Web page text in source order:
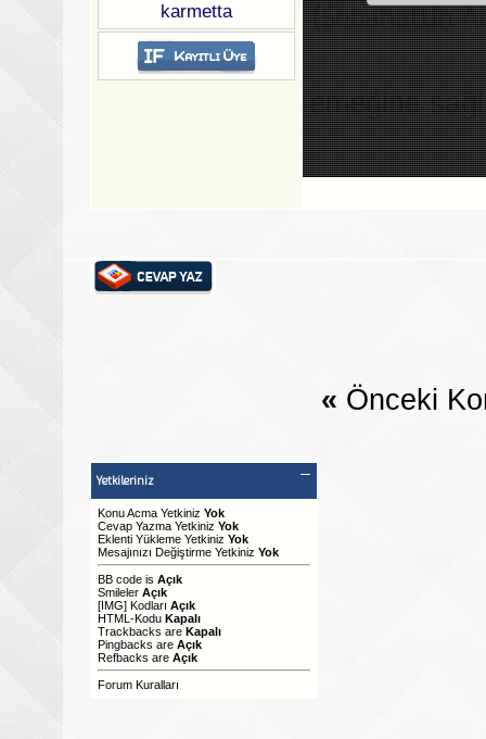
karmetta (Sebahattin
emeğine
« Önceki
Yetkileriniz
Konu Acma Yetkiniz Yok
Cevap Yazma Yetkiniz Yok
Eklenti Yükleme Yetkiniz Yok
Mesajınızı Değiştirme Yetkiniz Yok
BB code is Açık
Smileler Açık
[IMG] Kodları Açık
HTML-Kodu Kapalı
Trackbacks are Kapalı
Pingbacks are Açık
Refbacks are Açık
Forum Kuralları